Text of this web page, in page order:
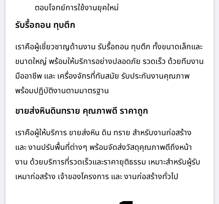
ตอบโจทย์การใช้งานยุคใหม่
รับรื้อถอน ทุบตึก
เราคือผู้เชี่ยวชาญด้านงาน รับรื้อถอน ทุบตึก ทั้งขนาดเล็กและ
ขนาดใหญ่ พร้อมให้บริการอย่างปลอดภัย รวดเร็ว ด้วยทีมงาน
มืออาชีพ และ เครื่องจักรที่ทันสมัย รับประกันงานคุณภาพ
พร้อมปฏิบัติงานตามมาตรฐาน
ขายส่งหินดินทราย คุณภาพดี ราคาถูก
เราคือผู้ให้บริการ ขายส่งหิน ดิน ทราย สำหรับงานก่อสร้าง
และ งานปรับพื้นที่ต่างๆ พร้อมจัดส่งวัสดุคุณภาพดีถึงหน้า
งาน ด้วยบริการที่รวดเร็วและราคายุติธรรม เหมาะสำหรับผู้รับ
เหมาก่อสร้าง เจ้าของโครงการ และ งานก่อสร้างทั่วไป